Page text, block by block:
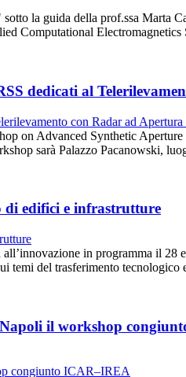
la guida della prof.ssa
Computational
dedicati al
on Advanced Synthetic
sarà Palazzo Pacanowski,
edifici e infrastrutture
in programma il 28
temi del trasferimento
Napoli il workshop